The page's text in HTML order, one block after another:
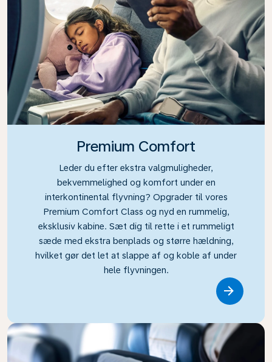
Premium Comfort
Leder du efter ekstra valgmuligheder,
bekvemmelighed og komfort under en
interkontinental flyvning? Opgrader til vores
Premium Comfort Class og nyd en rummelig,
eksklusiv kabine. Sæt dig til rette i et rummeligt
sæde med ekstra benplads og større hældning,
hvilket gør det let at slappe af og koble af under
hele flyvningen.